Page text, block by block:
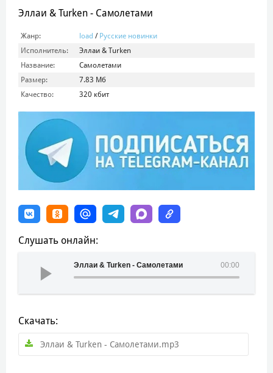
Эллаи & Turken - Самолетами
Жанр: load / Русские новинки
Исполнитель:
Эллаи & Turken
Название:
Самолетами
Размер:
7.83 Мб
Качество:
320 кбит
Слушать онлайн:
00:00
Эллаи & Turken - Самолетами
Скачать:
Эллаи & Turken - Самолетами.mp3